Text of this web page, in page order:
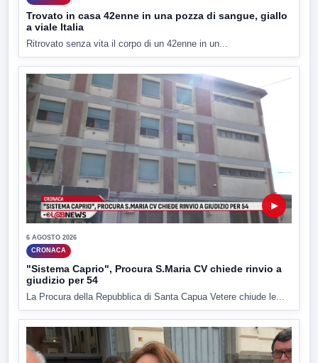
Trovato in casa 42enne in una pozza di sangue, giallo
a viale Italia
Ritrovato senza vita il corpo di un 42enne in un...
▶
6 AGOSTO 2026
CRONACA
"Sistema Caprio", Procura S.Maria CV chiede rinvio a
giudizio per 54
La Procura della Repubblica di Santa Capua Vetere chiude le...